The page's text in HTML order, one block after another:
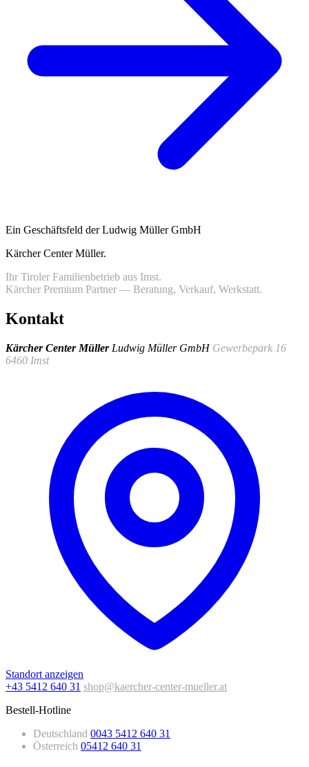
Ein Geschäftsfeld der Ludwig Müller GmbH
Kärcher Center Müller.
Ihr Tiroler Familienbetrieb aus Imst.
Kärcher Premium Partner — Beratung, Verkauf, Werkstatt.
Kontakt
Kärcher Center Müller Ludwig Müller GmbH Gewerbepark 16
6460 Imst
Standort anzeigen
+43 5412 640 31 shop@kaercher-center-mueller.at
Bestell-Hotline
Deutschland 0043 5412 640 31
Österreich 05412 640 31